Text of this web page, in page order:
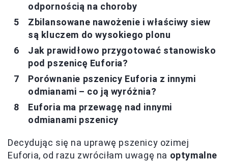
odpornością na choroby
Zbilansowane nawożenie i właściwy siew
są kluczem do wysokiego plonu
Jak prawidłowo przygotować stanowisko
pod pszenicę Euforia?
Porównanie pszenicy Euforia z innymi
odmianami – co ją wyróżnia?
Euforia ma przewagę nad innymi
odmianami pszenicy
Decydując się na uprawę pszenicy ozimej
Euforia, od razu zwróciłam uwagę na optymalne